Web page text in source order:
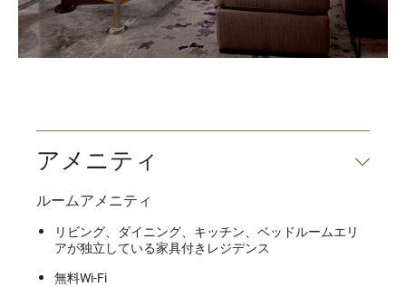
アメニティ
ルームアメニティ
リビング、ダイニング、キッチン、ベッドルームエリ
アが独立している家具付きレジデンス
無料Wi-Fi